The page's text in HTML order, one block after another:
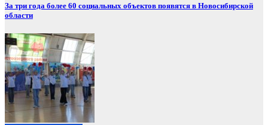
За три года более 60 социальных объектов появятся в Новосибирской
области